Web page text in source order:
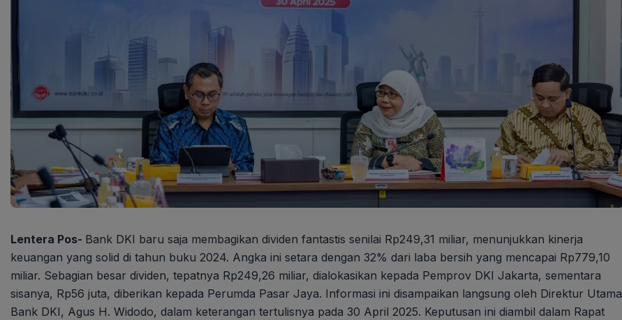
Lentera Pos- Bank DKI baru saja membagikan dividen fantastis senilai Rp249,31 miliar, menunjukkan kinerja
keuangan yang solid di tahun buku 2024. Angka ini setara dengan 32% dari laba bersih yang mencapai Rp779,10
miliar. Sebagian besar dividen, tepatnya Rp249,26 miliar, dialokasikan kepada Pemprov DKI Jakarta, sementara
sisanya, Rp56 juta, diberikan kepada Perumda Pasar Jaya. Informasi ini disampaikan langsung oleh Direktur Utama
Bank DKI, Agus H. Widodo, dalam keterangan tertulisnya pada 30 April 2025. Keputusan ini diambil dalam Rapat